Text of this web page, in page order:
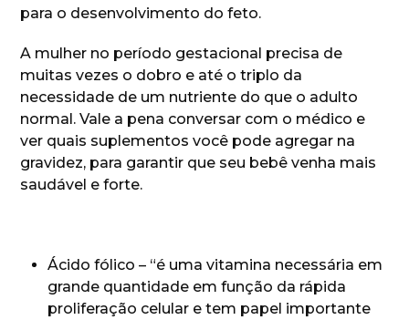
para o desenvolvimento do feto.
A mulher no período gestacional precisa de
muitas vezes o dobro e até o triplo da
necessidade de um nutriente do que o adulto
normal. Vale a pena conversar com o médico e
ver quais suplementos você pode agregar na
gravidez, para garantir que seu bebê venha mais
saudável e forte.
Ácido fólico – “é uma vitamina necessária em
grande quantidade em função da rápida
proliferação celular e tem papel importante